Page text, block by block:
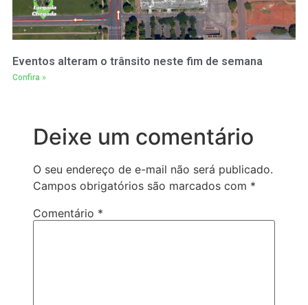
Eventos alteram o trânsito neste fim de semana
Confira »
Deixe um comentário
O seu endereço de e-mail não será publicado.
Campos obrigatórios são marcados com *
Comentário *